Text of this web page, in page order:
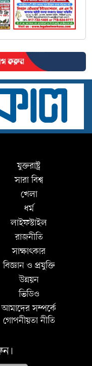
যুক্তরাষ্ট্র
সারা বিশ্ব
খেলা
ধর্ম
লাইফস্টাইল
রাজনীতি
সাক্ষাৎকার
বিজ্ঞান ও প্রযুক্তি
উন্নয়ন
ভিডিও
আমাদের সম্পর্কে
গোপনীয়তা নীতি